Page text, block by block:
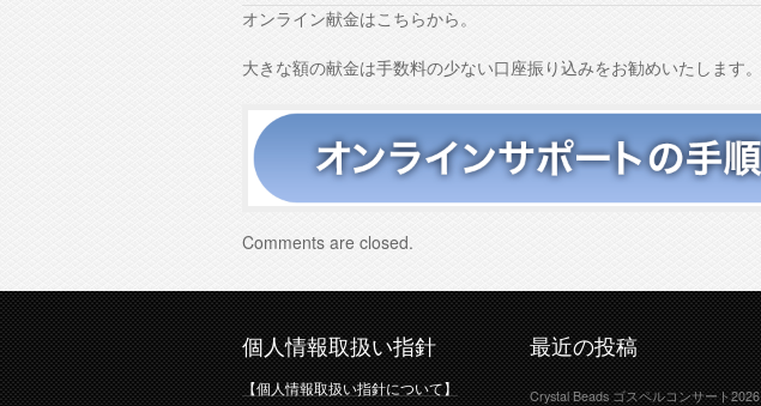
オンライン献金はこちらから。
大きな額の献金は手数料の少ない口座振り込みをお勧めいたします。
Comments are closed.
個人情報取扱い指針
【個人情報取扱い指針について】
最近の投稿
Crystal Beads ゴスペルコンサート2026